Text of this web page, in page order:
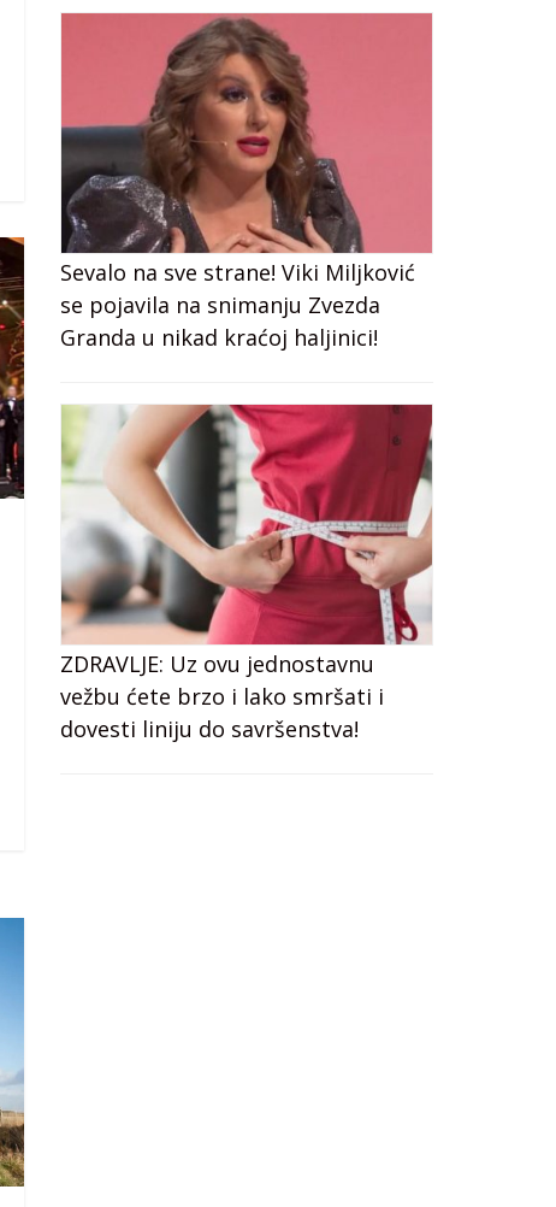
Sevalo na sve strane! Viki Miljković
se pojavila na snimanju Zvezda
Granda u nikad kraćoj haljinici!
ZDRAVLJE: Uz ovu jednostavnu
vežbu ćete brzo i lako smršati i
dovesti liniju do savršenstva!